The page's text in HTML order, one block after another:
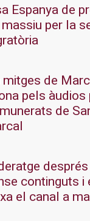
Espanya de
per la
mitges de
pels àudios
de
continguts i
el canal a